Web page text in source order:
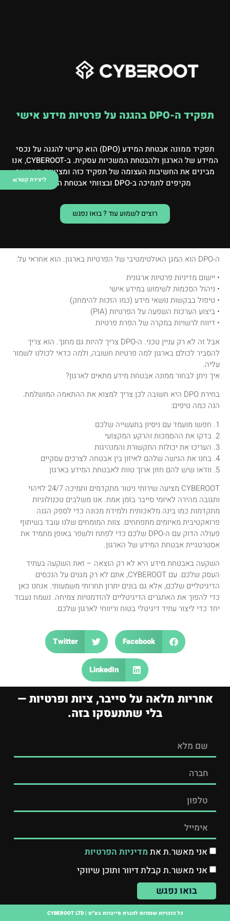
ליצירת קשר
תפקיד ה-DPO בהגנה על פרטיות מידע אישי
תפקיד ממונה אבטחת המידע (DPO) הוא קריטי להגנה על נכסי
המידע של הארגון ולהבטחת המשכיות עסקית. ב-CYBEROOT, אנו
מבינים את החשיבות העצומה של תפקיד כזה ומציעים פתרונות
מקיפים לתמיכה ב-DPO ובצוותי אבטחת המידע.
רוצים לשמוע עוד ? בואו נפגש
ה-DPO הוא המגן האולטימטיבי של הפרטיות בארגון. הוא אחראי על:
• יישום מדיניות פרטיות ארגונית
• ניהול הסכמות לשימוש במידע אישי
• טיפול בבקשות נושאי מידע (כמו הזכות להימחק)
• ביצוע הערכות השפעה על הפרטיות (PIA)
• דיווח לרשויות במקרה של הפרת פרטיות
אבל זה לא רק עניין טכני. ה-DPO צריך להיות גם מחנך. הוא צריך
להסביר לכולם בארגון למה פרטיות חשובה, ולמה כדאי לכולנו לשמור
עליה.
איך ניתן לבחור ממונה אבטחת מידע מתאים לארגון?
בחירת DPO היא חשובה לכן צריך למצוא את ההתאמה המושלמת.
הנה כמה טיפים:
1. חפשו מועמד עם ניסיון בתעשייה שלכם
2. בדקו את ההסמכות והרקע המקצועי
3. העריכו את יכולות התקשורת והמנהיגות
4. בחנו את הגישה שלהם לאיזון בין אבטחה לצרכים עסקיים
5. וודאו שיש להם חזון ארוך טווח לאבטחת המידע בארגון
CYBEROOT מציעה שירותי ניטור מתקדמים ותמיכה 24/7 לזיהוי
ותגובה מהירה לאיומי סייבר בזמן אמת. אנו משלבים טכנולוגיות
מתקדמות כמו בינה מלאכותית ולמידת מכונה כדי לספק הגנה
פרואקטיבית מאיומים מתפתחים. צוות המומחים שלנו עובד בשיתוף
פעולה הדוק עם ה-DPO שלכם כדי לפתח ולשפר באופן מתמיד את
אסטרטגיית אבטחת המידע של הארגון.
השקעה באבטחת מידע היא לא רק הוצאה – זאת השקעה בעתיד
העסק שלכם. עם CYBEROOT, אתם לא רק מגנים על הנכסים
הדיגיטליים שלכם, אלא גם בונים יתרון תחרותי משמעותי. אנחנו כאן
כדי להפוך את האתגרים הדיגיטליים להזדמנויות צמיחה. נשמח נעבוד
יחד כדי ליצור עתיד דיגיטלי בטוח וריווחי לארגון שלכם.
Facebook
Twitter
LinkedIn
אחריות מלאה על סייבר, ציות ופרטיות —
בלי שתתעסקו בזה.
אני מאשר.ת את מדיניות הפרטיות
אני מאשר.ת קבלת דיוור ותוכן שיווקי
בואו נפגש
כל הזכויות שמורות לחברת סייברות בע״מ | CYBEROOT LTD